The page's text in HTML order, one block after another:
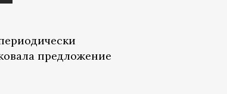
предложение